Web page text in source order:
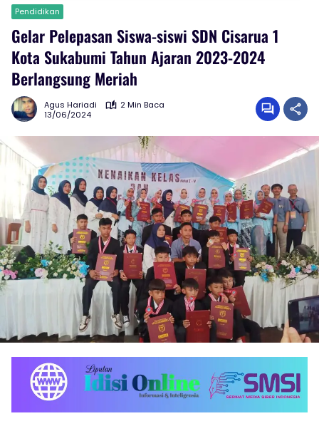
Pendidikan
Gelar Pelepasan Siswa-siswi SDN Cisarua 1
Kota Sukabumi Tahun Ajaran 2023-2024
Berlangsung Meriah
Agus Hariadi
2 Min Baca
13/06/2024